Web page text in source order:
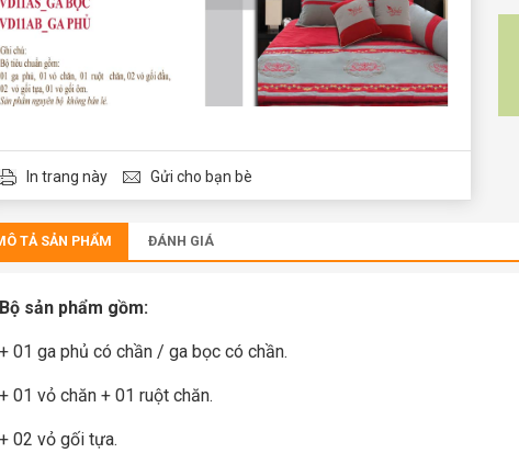
In trang này Gửi cho bạn bè
TẢ SẢN PHẨM ĐÁNH GIÁ
Bộ sản phẩm gồm:
+ 01 ga phủ có chần / ga bọc có chần.
+ 01 vỏ chăn + 01 ruột chăn.
+ 02 vỏ gối tựa.